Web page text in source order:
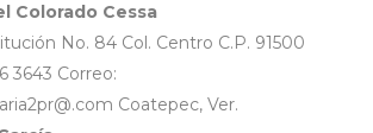
Colorado Cessa
No. 84 Col. Centro C.P. 91500
3643 Correo:
Coatepec, Ver.